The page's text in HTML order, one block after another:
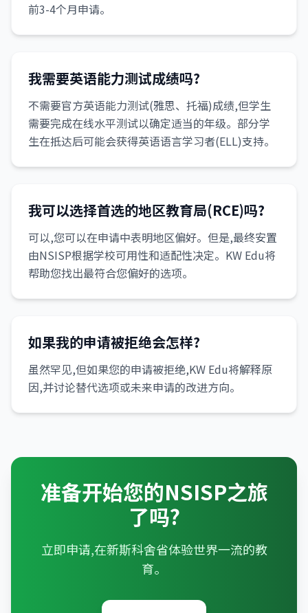
前3-4个月申请。
我需要英语能力测试成绩吗?
不需要官方英语能力测试(雅思、托福)成绩,但学生
需要完成在线水平测试以确定适当的年级。部分学
生在抵达后可能会获得英语语言学习者(ELL)支持。
我可以选择首选的地区教育局(RCE)吗?
可以,您可以在申请中表明地区偏好。但是,最终安置
由NSISP根据学校可用性和适配性决定。KW Edu将
帮助您找出最符合您偏好的选项。
如果我的申请被拒绝会怎样?
虽然罕见,但如果您的申请被拒绝,KW Edu将解释原
因,并讨论替代选项或未来申请的改进方向。
准备开始您的NSISP之旅
了吗?
立即申请,在新斯科舍省体验世界一流的教
育。